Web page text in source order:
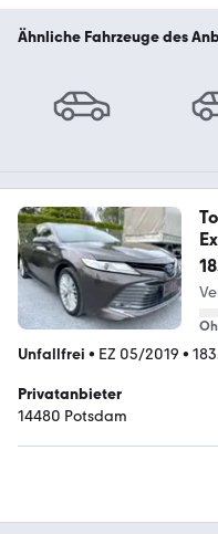
Ähnliche Fahrzeuge des
Unfallfrei • EZ 05/2019 •
Privatanbieter
14480 Potsdam